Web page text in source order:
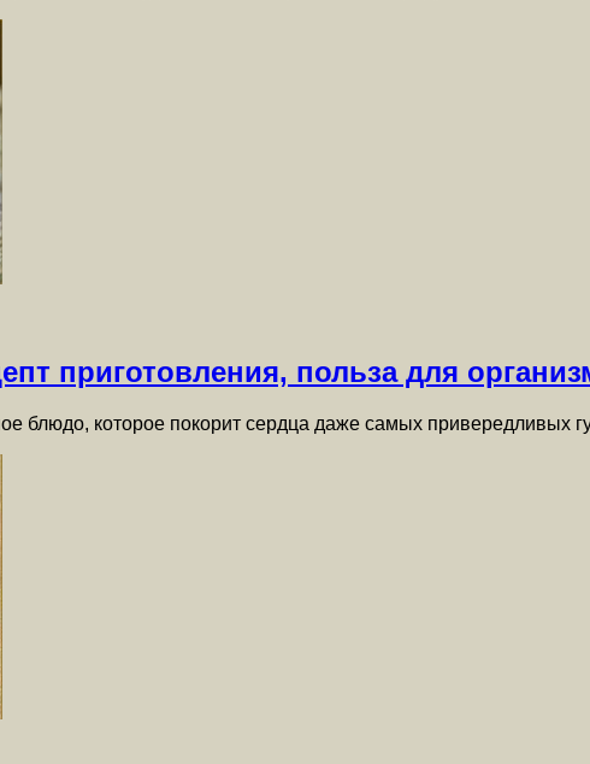
приготовления, польза для
блюдо, которое покорит сердца даже самых привередливых